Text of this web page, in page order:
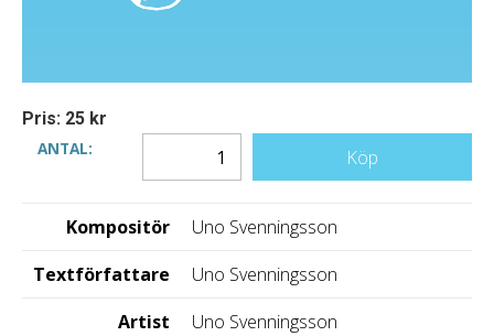
Pris: 25 kr
ANTAL:
Köp
Kompositör
Uno Svenningsson
Textförfattare
Uno Svenningsson
Artist
Uno Svenningsson